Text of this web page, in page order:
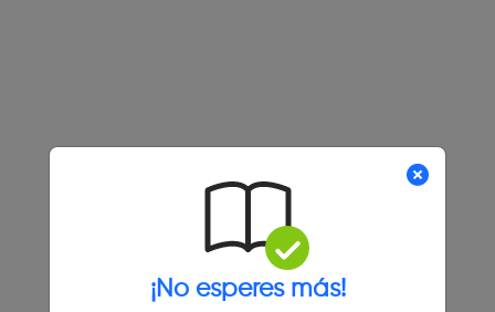
¡No esperes más!